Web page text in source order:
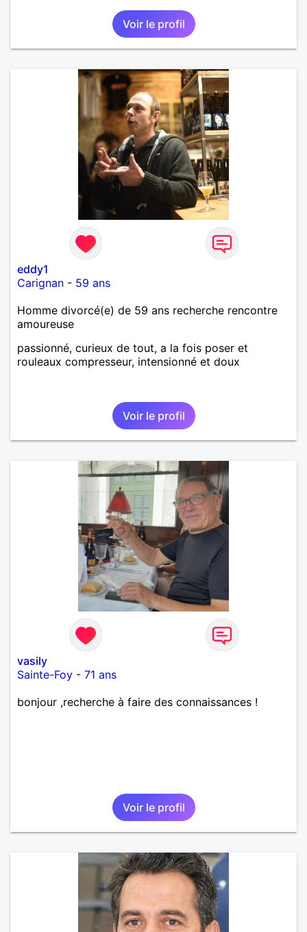
Voir le profil
eddy1
Carignan - 59 ans
Homme divorcé(e) de 59 ans recherche rencontre
amoureuse
passionné, curieux de tout, a la fois poser et
rouleaux compresseur, intensionné et doux
Voir le profil
vasily
Sainte-Foy - 71 ans
bonjour ,recherche à faire des connaissances !
Voir le profil